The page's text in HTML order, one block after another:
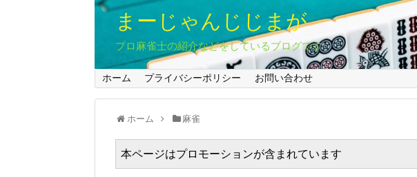
まーじゃんじじまが
プロ麻雀士の紹介などをしているブログです
ホーム プライバシーポリシー お問い合わせ
ホーム 麻雀
本ページはプロモーションが含まれています